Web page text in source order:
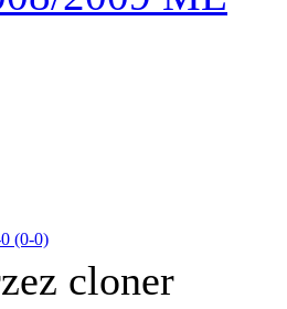
(0-0)
cloner